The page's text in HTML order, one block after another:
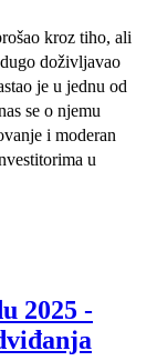
kroz tiho, ali
doživljavao
je u jednu od
se o njemu
i moderan
u
2025 -